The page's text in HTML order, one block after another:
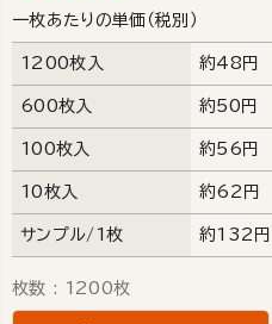
一枚あたりの単価（税別）
1200枚入 約48円
600枚入 約50円
100枚入 約56円
10枚入 約62円
サンプル/1枚 約132円
枚数 1200枚